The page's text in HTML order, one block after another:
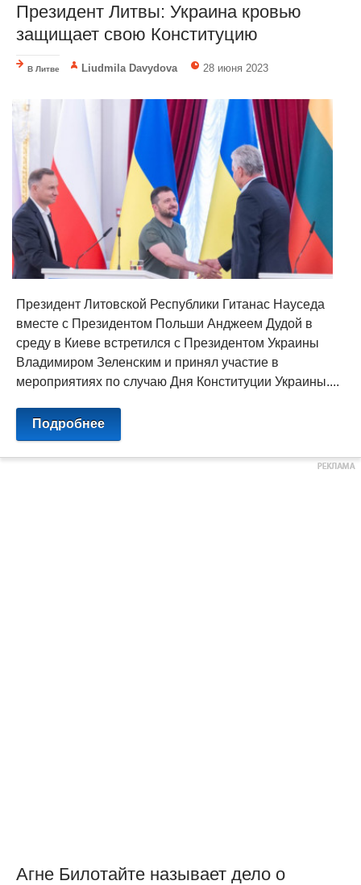
Президент Литвы: Украина кровью
защищает свою Конституцию
В Литве Liudmila Davydova 28 июня 2023
Президент Литовской Республики Гитанас Науседа
вместе с Президентом Польши Анджеем Дудой в
среду в Киеве встретился с Президентом Украины
Владимиром Зеленским и принял участие в
мероприятиях по случаю Дня Конституции Украины....
Подробнее
Агне Билотайте называет дело о